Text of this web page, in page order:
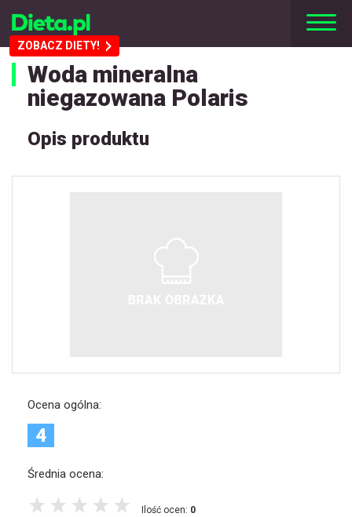
ZOBACZ DIETY!
Woda mineralna
niegazowana Polaris
Opis produktu
Ocena ogólna:
4
Średnia ocena:
Ilość ocen: 0